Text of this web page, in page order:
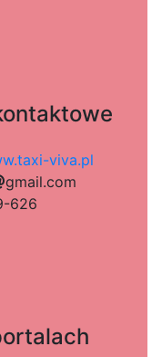
viva.pl
gmail.com
626